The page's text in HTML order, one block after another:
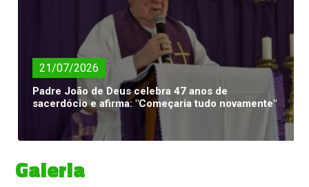
21/07/2026
Padre João de Deus celebra 47 anos de
sacerdócio e afirma: "Começaria tudo novamente"
Galeria